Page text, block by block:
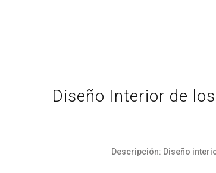
Diseño Interior de
Descripción: Diseño